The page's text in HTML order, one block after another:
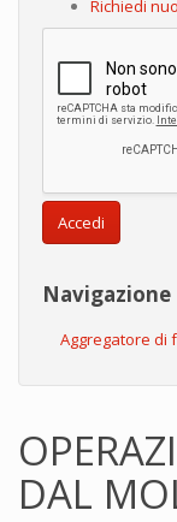
Richiedi
Accedi
Navigazione
Aggregatore di
DAL